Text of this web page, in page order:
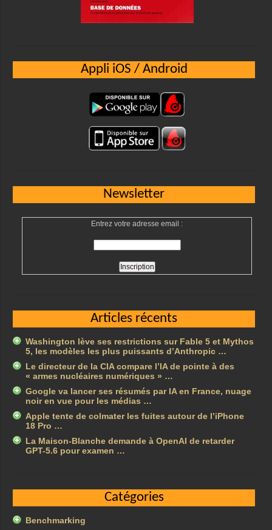
Appli iOS / Android
Newsletter
Entrez votre adresse email :
Articles récents
Washington lève ses restrictions sur Fable 5 et Mythos
5, les modèles les plus puissants d’Anthropic …
Le directeur de la CIA compare l’IA de pointe à des
« armes nucléaires numériques » …
Google va lancer ses résumés par IA en France, nuage
noir en vue pour les médias …
Apple tente de colmater les fuites autour de l’iPhone
18 Pro …
La Maison-Blanche demande à OpenAI de retarder
GPT-5.6 pour examen …
Catégories
Benchmarking